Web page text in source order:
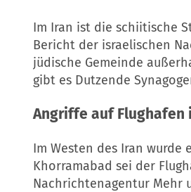
Im Iran ist die schiitische
Bericht der israelischen
jüdische Gemeinde
gibt es Dutzende
Angriffe auf Flughafen
Im Westen des Iran
Khorramabad sei der
Nachrichtenagentur Mehr